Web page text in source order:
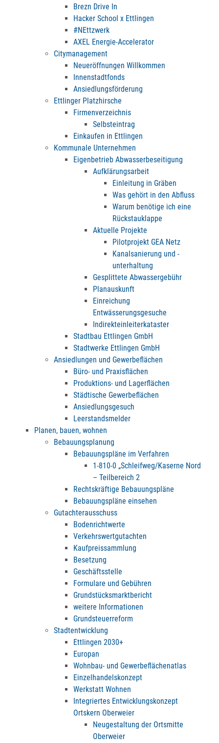
Brezn Drive In
Hacker School x Ettlingen
#NEttzwerk
AXEL Energie-Accelerator
Citymanagement
Neueröffnungen Willkommen
Innenstadtfonds
Ansiedlungsförderung
Ettlinger Platzhirsche
Firmenverzeichnis
Selbsteintrag
Einkaufen in Ettlingen
Kommunale Unternehmen
Eigenbetrieb Abwasserbeseitigung
Aufklärungsarbeit
Einleitung in Gräben
Was gehört in den Abfluss
Warum benötige ich eine
Rückstauklappe
Aktuelle Projekte
Pilotprojekt GEA Netz
Kanalsanierung und -
unterhaltung
Gesplittete Abwassergebühr
Planauskunft
Einreichung
Entwässerungsgesuche
Indirekteinleiterkataster
Stadtbau Ettlingen GmbH
Stadtwerke Ettlingen GmbH
Ansiedlungen und Gewerbeflächen
Büro- und Praxisflächen
Produktions- und Lagerflächen
Städtische Gewerbeflächen
Ansiedlungsgesuch
Leerstandsmelder
Planen, bauen, wohnen
Bebauungsplanung
Bebauungspläne im Verfahren
1-810-0 „Schleifweg/Kaserne Nord
– Teilbereich 2
Rechtskräftige Bebauungspläne
Bebauungspläne einsehen
Gutachterausschuss
Bodenrichtwerte
Verkehrswertgutachten
Kaufpreissammlung
Besetzung
Geschäftsstelle
Formulare und Gebühren
Grundstücksmarktbericht
weitere Informationen
Grundsteuerreform
Stadtentwicklung
Ettlingen 2030+
Europan
Wohnbau- und Gewerbeflächenatlas
Einzelhandelskonzept
Werkstatt Wohnen
Integriertes Entwicklungskonzept
Ortskern Oberweier
Neugestaltung der Ortsmitte
Oberweier